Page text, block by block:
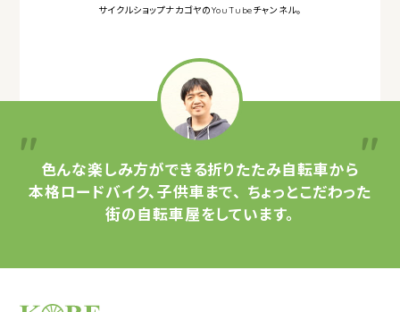
サイクルショップナカゴヤのYouTubeチャンネル。
色んな楽しみ方ができる折りたたみ自転車から
本格ロードバイク、子供車まで、 ちょっとこだわった
街の自転車屋をしています。